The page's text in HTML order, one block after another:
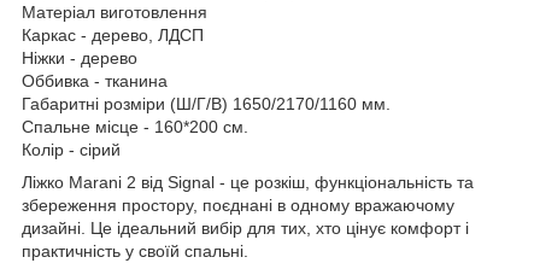
Матеріал виготовлення
Каркас - дерево, ЛДСП
Ніжки - дерево
Оббивка - тканина
Габаритні розміри (Ш/Г/В) 1650/2170/1160 мм.
Спальне місце - 160*200 см.
Колір - сірий
Ліжко Marani 2 від Signal - це розкіш, функціональність та
збереження простору, поєднані в одному вражаючому
дизайні. Це ідеальний вибір для тих, хто цінує комфорт і
практичність у своїй спальні.